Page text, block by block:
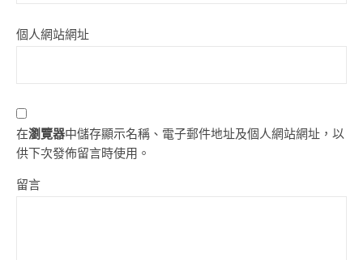
個人網站網址
在瀏覽器中儲存顯示名稱、電子郵件地址及個人網站網址，以
供下次發佈留言時使用。
留言